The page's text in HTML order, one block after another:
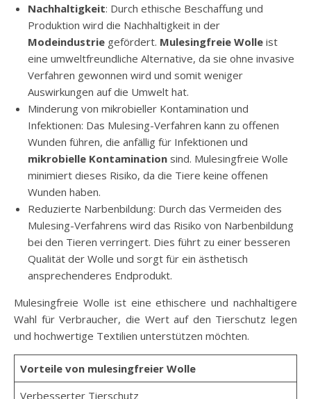
Nachhaltigkeit: Durch ethische Beschaffung und
Produktion wird die Nachhaltigkeit in der
Modeindustrie gefördert. Mulesingfreie Wolle ist
eine umweltfreundliche Alternative, da sie ohne invasive
Verfahren gewonnen wird und somit weniger
Auswirkungen auf die Umwelt hat.
Minderung von mikrobieller Kontamination und
Infektionen: Das Mulesing-Verfahren kann zu offenen
Wunden führen, die anfällig für Infektionen und
mikrobielle Kontamination sind. Mulesingfreie Wolle
minimiert dieses Risiko, da die Tiere keine offenen
Wunden haben.
Reduzierte Narbenbildung: Durch das Vermeiden des
Mulesing-Verfahrens wird das Risiko von Narbenbildung
bei den Tieren verringert. Dies führt zu einer besseren
Qualität der Wolle und sorgt für ein ästhetisch
ansprechenderes Endprodukt.
Mulesingfreie Wolle ist eine ethischere und nachhaltigere
Wahl für Verbraucher, die Wert auf den Tierschutz legen
und hochwertige Textilien unterstützen möchten.
Vorteile von mulesingfreier Wolle
Verbesserter Tierschutz